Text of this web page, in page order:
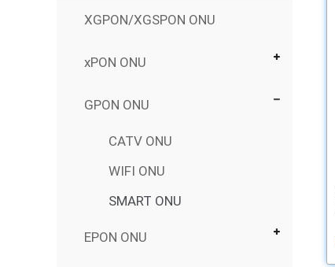
XGPON/XGSPON ONU
xPON ONU
GPON ONU
CATV ONU
WIFI ONU
SMART ONU
EPON ONU